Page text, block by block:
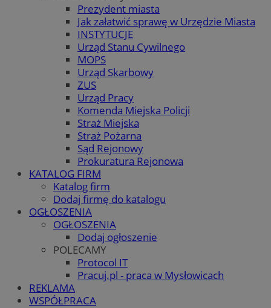
Prezydent miasta
Jak załatwić sprawę w Urzędzie Miasta
INSTYTUCJE
Urząd Stanu Cywilnego
MOPS
Urząd Skarbowy
ZUS
Urząd Pracy
Komenda Miejska Policji
Straż Miejska
Straż Pożarna
Sąd Rejonowy
Prokuratura Rejonowa
KATALOG FIRM
Katalog firm
Dodaj firmę do katalogu
OGŁOSZENIA
OGŁOSZENIA
Dodaj ogłoszenie
POLECAMY
Protocol IT
Pracuj.pl - praca w Mysłowicach
REKLAMA
WSPÓŁPRACA